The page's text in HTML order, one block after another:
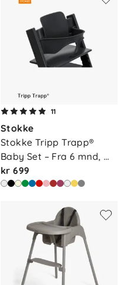
11
Stokke
Stokke Tripp Trapp®
Baby Set – Fra 6 mnd,
bla…
kr 699